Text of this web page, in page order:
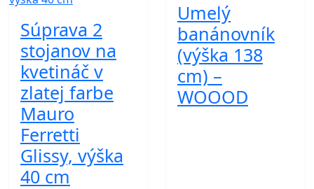
Súprava 2
stojanov na
kvetináč v
zlatej farbe
Mauro
Ferretti
Glissy, výška
40 cm
Umelý
banánovník
(výška 138
cm) –
WOOOD